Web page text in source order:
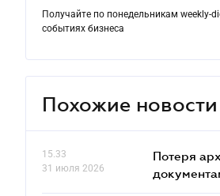
Получайте по понедельникам weekly-
событиях бизнеса
Похожие новости
15.33
31 июля 2026
Потеря